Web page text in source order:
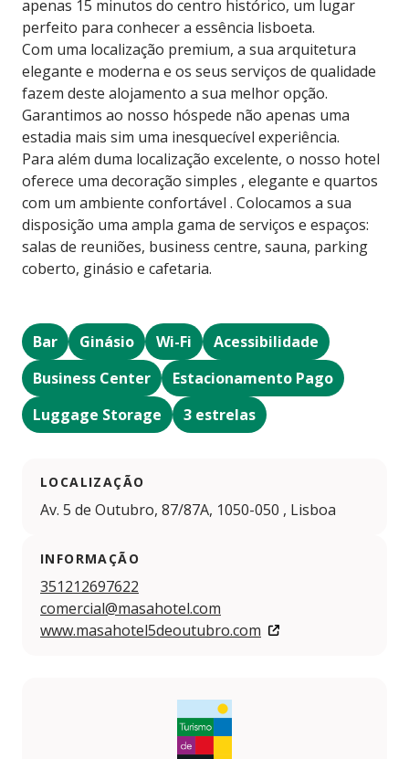
apenas 15 minutos do centro histórico, um lugar
perfeito para conhecer a essência lisboeta.
Com uma localização premium, a sua arquitetura
elegante e moderna e os seus serviços de qualidade
fazem deste alojamento a sua melhor opção.
Garantimos ao nosso hóspede não apenas uma
estadia mais sim uma inesquecível experiência.
Para além duma localização excelente, o nosso hotel
oferece uma decoração simples , elegante e quartos
com um ambiente confortável . Colocamos a sua
disposição uma ampla gama de serviços e espaços:
salas de reuniões, business centre, sauna, parking
coberto, ginásio e cafetaria.
Bar Ginásio Wi-Fi
Acessibilidade
Business Center
Estacionamento Pago
Luggage Storage
3 estrelas
LOCALIZAÇÃO
Av. 5 de Outubro, 87/87A, 1050-050 , Lisboa
INFORMAÇÃO
351212697622
comercial@masahotel.com
www.masahotel5deoutubro.com